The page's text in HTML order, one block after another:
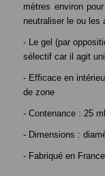
mètres environ
neutraliser le ou les
- Le gel (par
sélectif car il agit
- Efficace en
de zone
- Contenance : 25 ml
- Dimensions :
- Fabriqué en France